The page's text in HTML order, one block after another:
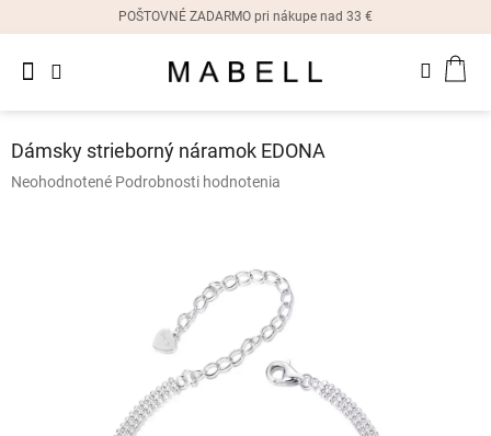
POŠTOVNÉ ZADARMO pri nákupe nad 33 €
Dámske
náušnice
Dámsky strieborný náramok EDONA
Priemerné
Neohodnotené Podrobnosti hodnotenia